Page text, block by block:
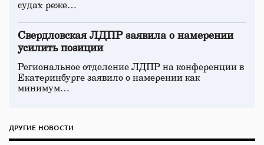
судах реже…
Свердловская ЛДПР заявила о намерении
усилить позиции
Региональное отделение ЛДПР на конференции в
Екатеринбурге заявило о намерении как
минимум…
ДРУГИЕ НОВОСТИ